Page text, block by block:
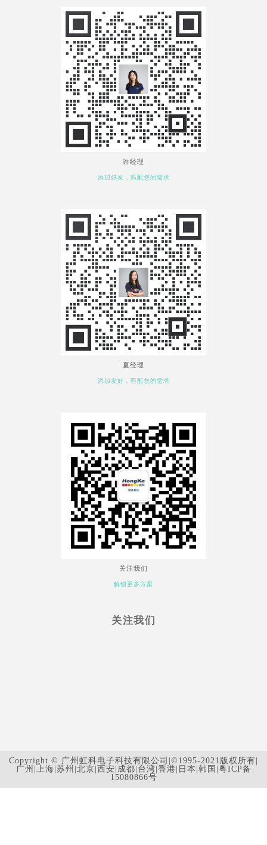
许经理
添加好友，匹配您的需求
夏经理
添加友好，匹配您的需求
关注我们
解锁更多方案
关注我们
Copyright © 广州虹科电子科技有限公司|©1995-2021版权所有|
广州|上海|苏州|北京|西安|成都|台湾|香港|日本|韩国| 粤ICP备
15080866号